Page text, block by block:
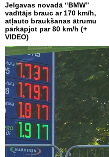
Jelgavas novadā “BMW”
vadītājs brauc ar 170 km/h,
atļauto braukšanas ātrumu
pārkāpjot par 80 km/h (+
VIDEO)